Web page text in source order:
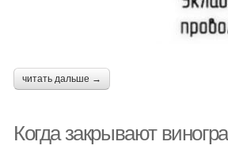
читать дальше →
Когда закрывают